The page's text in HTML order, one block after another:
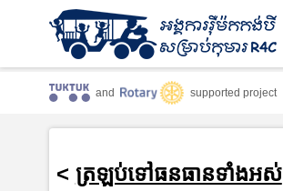
and supported project
< ត្រឡប់ទៅធនធានទាំងអស់